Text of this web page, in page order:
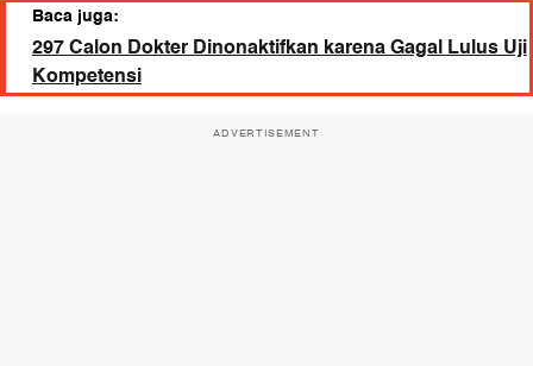
Baca juga:
297 Calon Dokter Dinonaktifkan karena Gagal Lulus Uji
Kompetensi
ADVERTISEMENT